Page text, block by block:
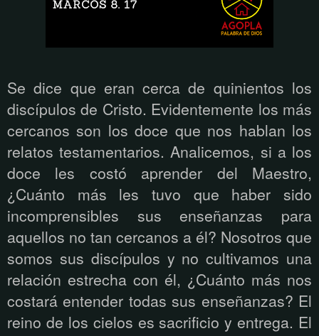
Se dice que eran cerca de quinientos los
discípulos de Cristo. Evidentemente los más
cercanos son los doce que nos hablan los
relatos testamentarios. Analicemos, si a los
doce les costó aprender del Maestro,
¿Cuánto más les tuvo que haber sido
incomprensibles sus enseñanzas para
aquellos no tan cercanos a él? Nosotros que
somos sus discípulos y no cultivamos una
relación estrecha con él, ¿Cuánto más nos
costará entender todas sus enseñanzas? El
reino de los cielos es sacrificio y entrega. El